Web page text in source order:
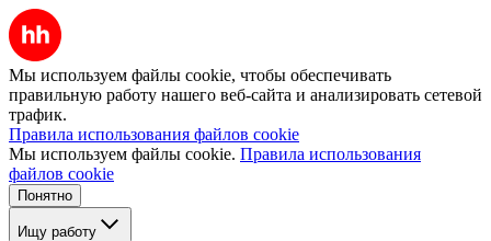
Мы используем файлы cookie, чтобы обеспечивать
правильную работу нашего веб-сайта и анализировать сетевой
трафик.
Правила использования файлов cookie
Мы используем файлы cookie. Правила использования
файлов cookie
Понятно
Ищу работу